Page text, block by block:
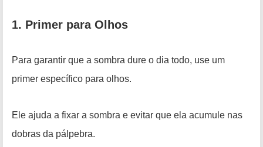
1. Primer para Olhos
Para garantir que a sombra dure o dia todo, use um
primer específico para olhos.
Ele ajuda a fixar a sombra e evitar que ela acumule nas
dobras da pálpebra.